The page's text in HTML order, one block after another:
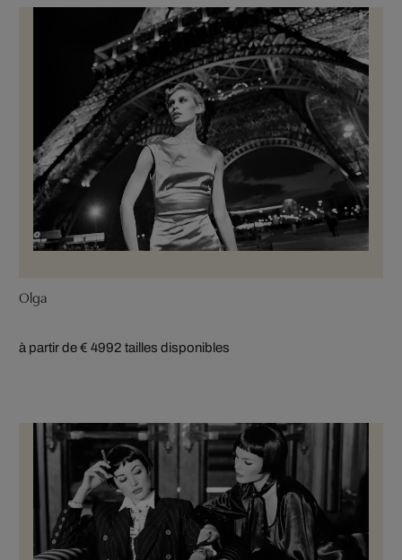
Olga
à partir de € 4992 tailles disponibles